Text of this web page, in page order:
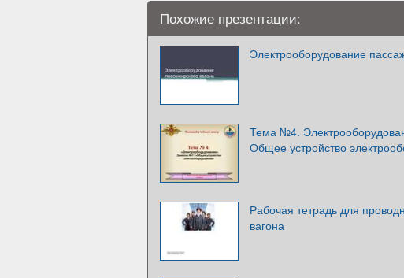
Похожие презентации:
Электрооборудование
Тема №4.
Общее устройство
Рабочая тетрадь для
вагона